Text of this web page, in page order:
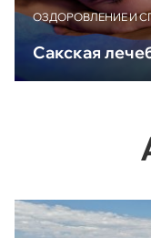
ОЗДОРОВЛЕНИЕ И
Сакская